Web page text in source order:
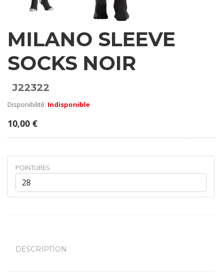
MILANO SLEEVE
SOCKS NOIR
J22322
Disponibilité: Indisponible
10,00 €
POINTURES
DESCRIPTION